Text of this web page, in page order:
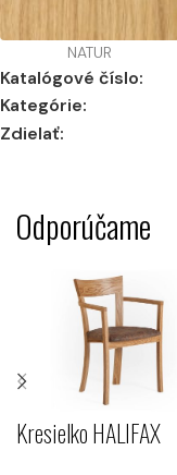
NATUR
Katalógové číslo:
Kategórie:
Zdielať:
Odporúčame
Kresielko HALIFAX